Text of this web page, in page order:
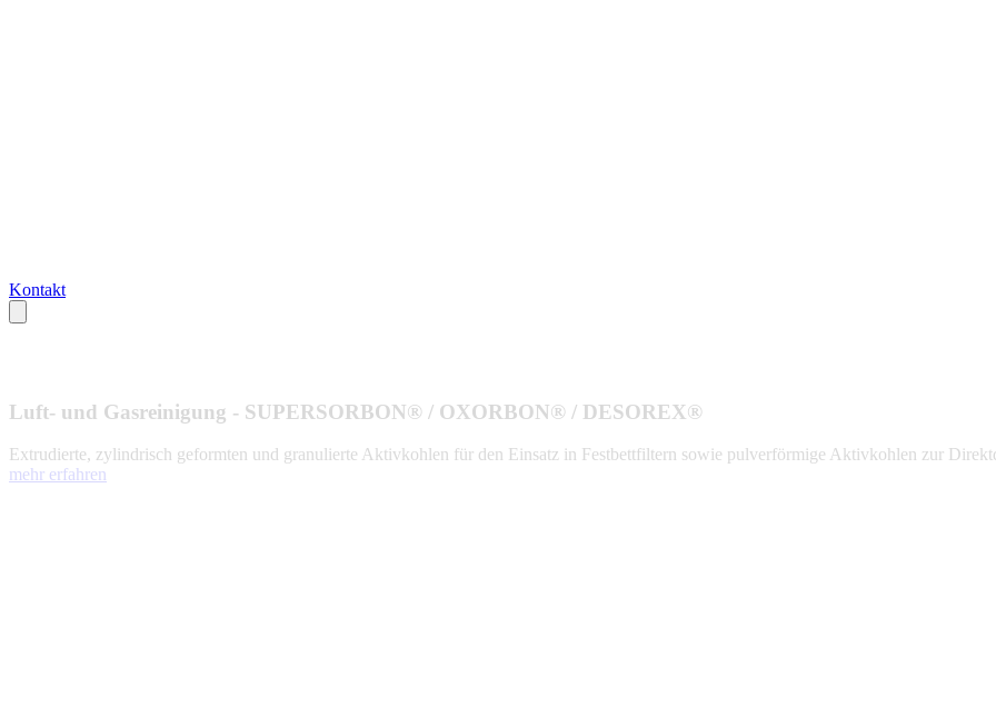
Kontakt
Luft- und Gasreinigung - SUPERSORBON® / OXORBON® / DESOREX®
Extrudierte, zylindrisch geformten und granulierte Aktivkohlen für den Einsatz in Festbettfiltern sowie pulverförmige Aktivkohlen zur
mehr erfahren